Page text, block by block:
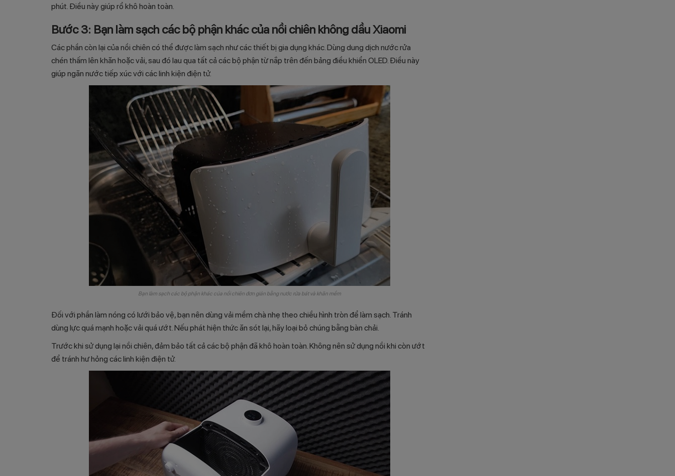
phút. Điều này giúp rổ khô hoàn toàn.
Bước 3: Bạn làm sạch các bộ phận khác của nồi chiên không dầu Xiaomi
Các phần còn lại của nồi chiên có thể được làm sạch như các thiết bị gia dụng khác. Dùng dung dịch nước rửa
chén thấm lên khăn hoặc vải, sau đó lau qua tất cả các bộ phận từ nắp trên đến bảng điều khiển OLED. Điều này
giúp ngăn nước tiếp xúc với các linh kiện điện tử.
Bạn làm sạch các bộ phận khác của nồi chiên đơn giản bằng nước rửa bát và khăn mềm
Đối với phần làm nóng có lưới bảo vệ, bạn nên dùng vải mềm chà nhẹ theo chiều hình tròn để làm sạch. Tránh
dùng lực quá mạnh hoặc vải quá ướt. Nếu phát hiện thức ăn sót lại, hãy loại bỏ chúng bằng bàn chải.
Trước khi sử dụng lại nồi chiên, đảm bảo tất cả các bộ phận đã khô hoàn toàn. Không nên sử dụng nồi khi còn ướt
để tránh hư hỏng các linh kiện điện tử.